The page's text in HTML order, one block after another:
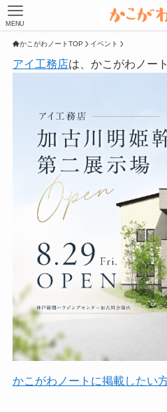
MENU
かこがわノートTOP イベント
アイ工務店は、かこがわノー
かこがわノートに掲載したい